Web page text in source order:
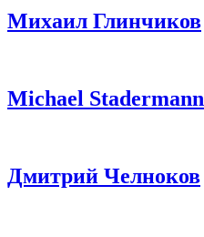
Михаил Глинчиков
Michael Stadermann
Дмитрий Челноков